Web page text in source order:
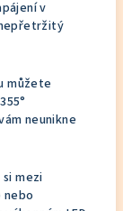
v
můžete
neunikne
mezi
nebo